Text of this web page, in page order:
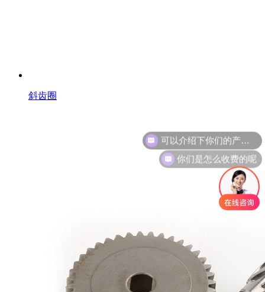
斜齿圈
你们是怎么收费的呢